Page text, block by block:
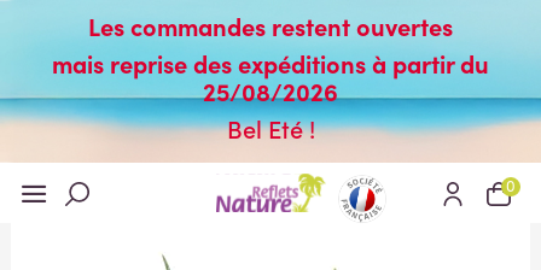
Les commandes restent ouvertes
mais reprise des expéditions à partir du
25/08/2026
Bel Eté !
0